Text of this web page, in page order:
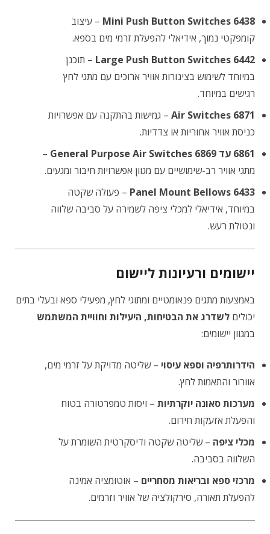
6438 Mini Push Button Switches
– עיצוב
קומפקטי נמוך, אידיאלי להפעלת זרמי מים בספא.
6442 Large Push Button Switches
– תוכנן
במיוחד לשימוש בצינורות אוויר ארוכים עם מתגי לחץ
רגישים במיוחד.
6871 Air Switches
– גמישות בהתקנה עם אפשרויות
כניסת אוויר אחוריות או צדדיות.
6861 עד 6869 General Purpose Air Switches
–
מתגי אוויר רב-שימושיים עם מגוון אפשרויות חיבור ומגעים.
6433 Panel Mount Bellows
– פעולה שקטה
במיוחד, אידיאלי למכלי ציפה לשמירה על סביבה שלווה
ונטולת רעש.
יישומים ורעיונות ליישום
באמצעות מתגים פנאומטיים ומתוגי לחץ, מפעילי ספא ובעלי בתים
יכולים לשדרג את הבטיחות, היעילות וחוויית המשתמש
במגוון יישומים:
הידרותרפיה וספא עיסוי – שליטה מדויקת על זרמי מים,
אוורור והתאמות לחץ.
מערכות סאונה יוקרתיות – ויסות טמפרטורה בטוח
והפעלת אזעקות חירום.
מכלי ציפה – שליטה שקטה ודיסקרטית השומרת על
השלווה בסביבה.
מרכזי ספא ובריאות מסחריים – אוטומציה אמינה
להפעלת תאורה, סירקולציה של אוויר וזרמים.